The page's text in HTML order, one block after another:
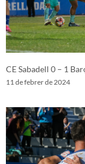
CE Sabadell 0 – 1
11 de febrer de 2024